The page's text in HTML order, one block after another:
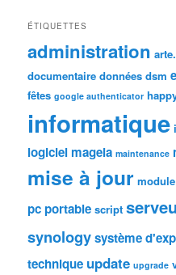
ÉTIQUETTES
administration
documentaire données dsm
fêtes google authenticator
informatique
logiciel mageia maintenance
mise à jour module
pc portable script
synologysystème
technique update upgrade